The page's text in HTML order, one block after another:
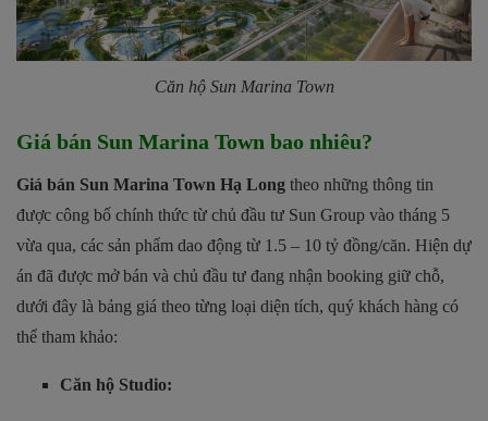
Căn hộ Sun Marina Town
Giá bán Sun Marina Town bao nhiêu?
Giá bán Sun Marina Town Hạ Long theo những thông tin
được công bố chính thức từ chủ đầu tư Sun Group vào tháng 5
vừa qua, các sản phẩm dao động từ 1.5 – 10 tỷ đồng/căn. Hiện dự
án đã được mở bán và chủ đầu tư đang nhận booking giữ chỗ,
dưới đây là bảng giá theo từng loại diện tích, quý khách hàng có
thể tham khảo:
Căn hộ Studio: